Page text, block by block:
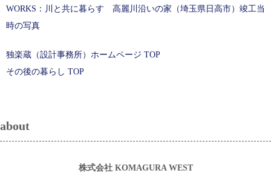
WORKS：川と共に暮らす 高麗川沿いの家（埼玉県日高市）竣工当
時の写真
独楽蔵（設計事務所）ホームページ TOP
その後の暮らし TOP
about
株式会社 KOMAGURA WEST